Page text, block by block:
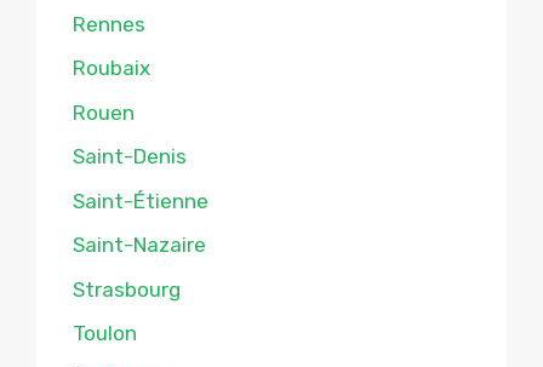
Rennes
Roubaix
Rouen
Saint-Denis
Saint-Étienne
Saint-Nazaire
Strasbourg
Toulon